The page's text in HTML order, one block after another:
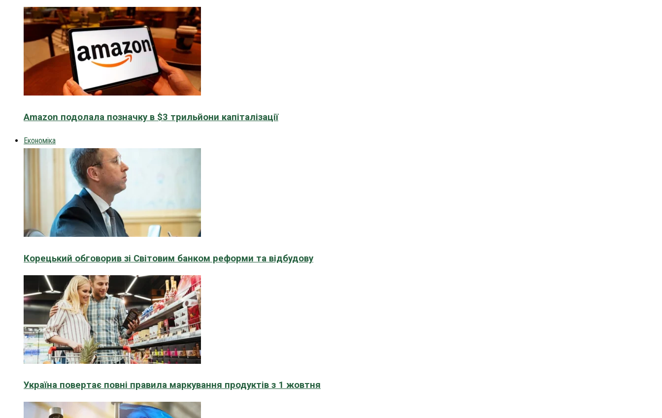
Amazon подолала позначку в $3 трильйони капіталізації
Економіка
Корецький обговорив зі Світовим банком реформи та відбудову
Україна повертає повні правила маркування продуктів з 1 жовтня